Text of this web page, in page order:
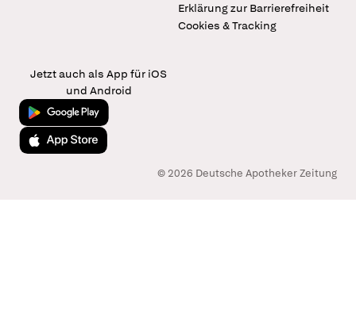
Erklärung zur Barrierefreiheit
Cookies & Tracking
Jetzt auch als App für iOS
und Android
Jetzt bei Google Play
Laden im App Store
© 2026 Deutsche Apotheker Zeitung